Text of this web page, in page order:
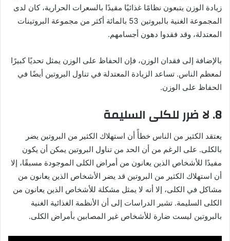
زيادة الوزن يتبعون نظامًا غذائيًا مقيدًا بالسعرات الحرارية، كان لدى
المجموعة الغنية بالبروتين 53 بالمائة أكثر من مجموعة البروتينات
المعتدلة، وقد فقدوا دهون أجسامهم.
بالإضافة إلى فقدان الوزن، فإن الحفاظ على الوزن يمثل تحديًا كبيرًا
لمعظم الناس. تساعد الزيادة المعتدلة في تناول البروتين أيضًا في
الحفاظ على الوزن.
8. لا ضرر للكلى السليمة
يعتقد الكثير من الناس خطأً أن استهلاك الكثير من البروتين يضر
بالكلى. على الرغم من أن الحد من تناول البروتين يمكن أن يكون
مفيدًا للأشخاص الذين يعانون من أمراض الكلى الموجودة مسبقًا، إلا
أن استهلاك الكثير من البروتين قد يضر الأشخاص الذين يعانون من
مشاكل في الكلى، إلا أنه لا يمثل مشكلة للأشخاص الذين يعانون من
الكلى السليمة. تشير الدراسات إلى أن الأنظمة الغذائية الغنية
بالبروتين ليست ضارة للأشخاص غير المصابين بأمراض الكلى.